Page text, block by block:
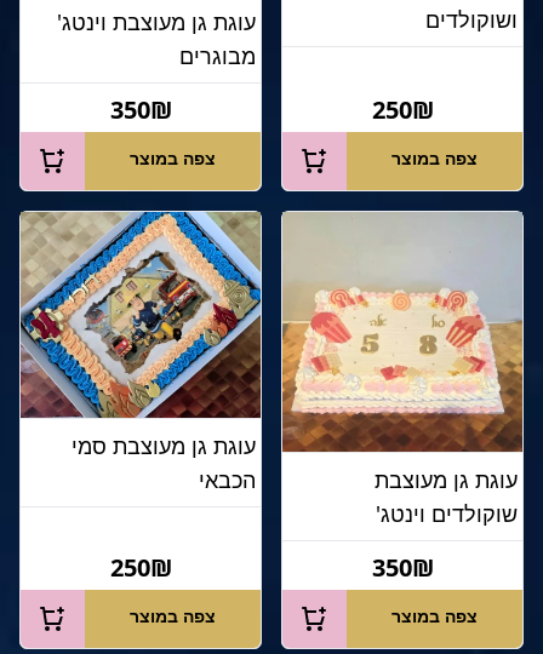
ושוקולדים
250₪
צפה במוצר
עוגת גן מעוצבת וינטג'
מבוגרים
350₪
צפה במוצר
עוגת גן מעוצבת
שוקולדים וינטג'
350₪
צפה במוצר
עוגת גן מעוצבת סמי
הכבאי
250₪
צפה במוצר